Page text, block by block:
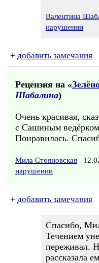
Валентина
нарушении
+ добавить замечания
Рецензия на «
Шабалина)
Очень красивая,
с Сашиным
Понравилась.
Мила Стояновская
нарушении
+ добавить замечания
Спасибо,
Течением
переживал.
рассказала